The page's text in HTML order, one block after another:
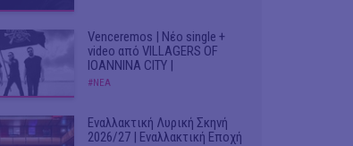
Venceremos | Νέο single +
video από VILLAGERS OF
IOANNINA CITY |
#ΝΕΑ
Εναλλακτική Λυρική Σκηνή
2026/27 | Εναλλακτική Εποχή